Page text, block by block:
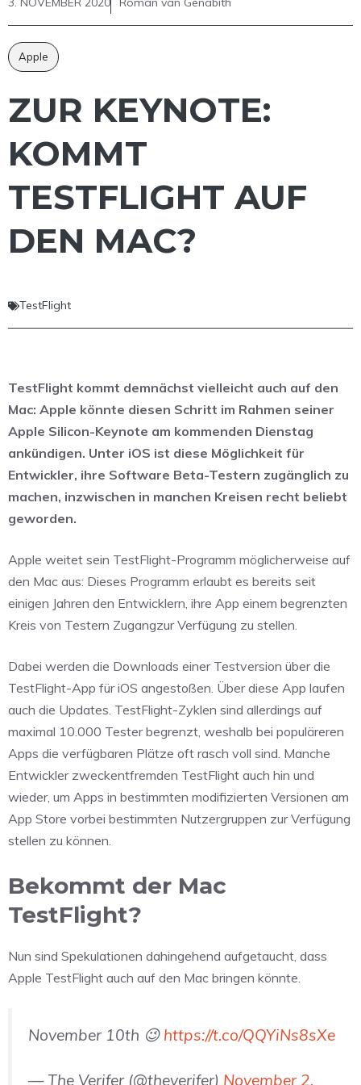
Apple
ZUR KEYNOTE:
KOMMT
TESTFLIGHT AUF
DEN MAC?
TestFlight
TestFlight kommt demnächst vielleicht auch auf den
Mac: Apple könnte diesen Schritt im Rahmen seiner
Apple Silicon-Keynote am kommenden Dienstag
ankündigen. Unter iOS ist diese Möglichkeit für
Entwickler, ihre Software Beta-Testern zugänglich zu
machen, inzwischen in manchen Kreisen recht beliebt
geworden.
Apple weitet sein TestFlight-Programm möglicherweise auf
den Mac aus: Dieses Programm erlaubt es bereits seit
einigen Jahren den Entwicklern, ihre App einem begrenzten
Kreis von Testern Zugangzur Verfügung zu stellen.
Dabei werden die Downloads einer Testversion über die
TestFlight-App für iOS angestoßen. Über diese App laufen
auch die Updates. TestFlight-Zyklen sind allerdings auf
maximal 10.000 Tester begrenzt, weshalb bei populäreren
Apps die verfügbaren Plätze oft rasch voll sind. Manche
Entwickler zweckentfremden TestFlight auch hin und
wieder, um Apps in bestimmten modifizierten Versionen am
App Store vorbei bestimmten Nutzergruppen zur Verfügung
stellen zu können.
Bekommt der Mac
TestFlight?
Nun sind Spekulationen dahingehend aufgetaucht, dass
Apple TestFlight auch auf den Mac bringen könnte.
November 10th 😉 https://t.co/QQYiNs8sXe
— The Verifer (@theverifer) November 2,